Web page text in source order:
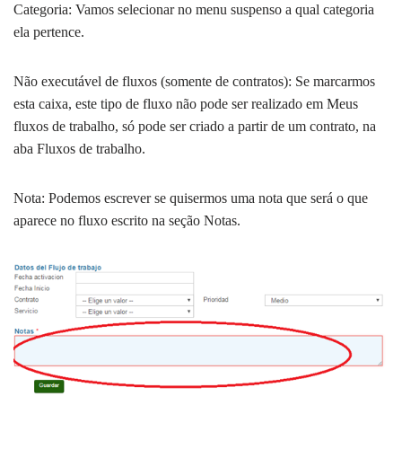
Categoria: Vamos selecionar no menu suspenso a qual categoria
ela pertence.
Não executável de fluxos (somente de contratos): Se marcarmos
esta caixa, este tipo de fluxo não pode ser realizado em Meus
fluxos de trabalho, só pode ser criado a partir de um contrato, na
aba Fluxos de trabalho.
Nota: Podemos escrever se quisermos uma nota que será o que
aparece no fluxo escrito na seção Notas.